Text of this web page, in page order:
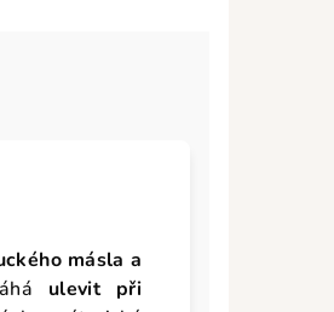
másla a
ulevit při